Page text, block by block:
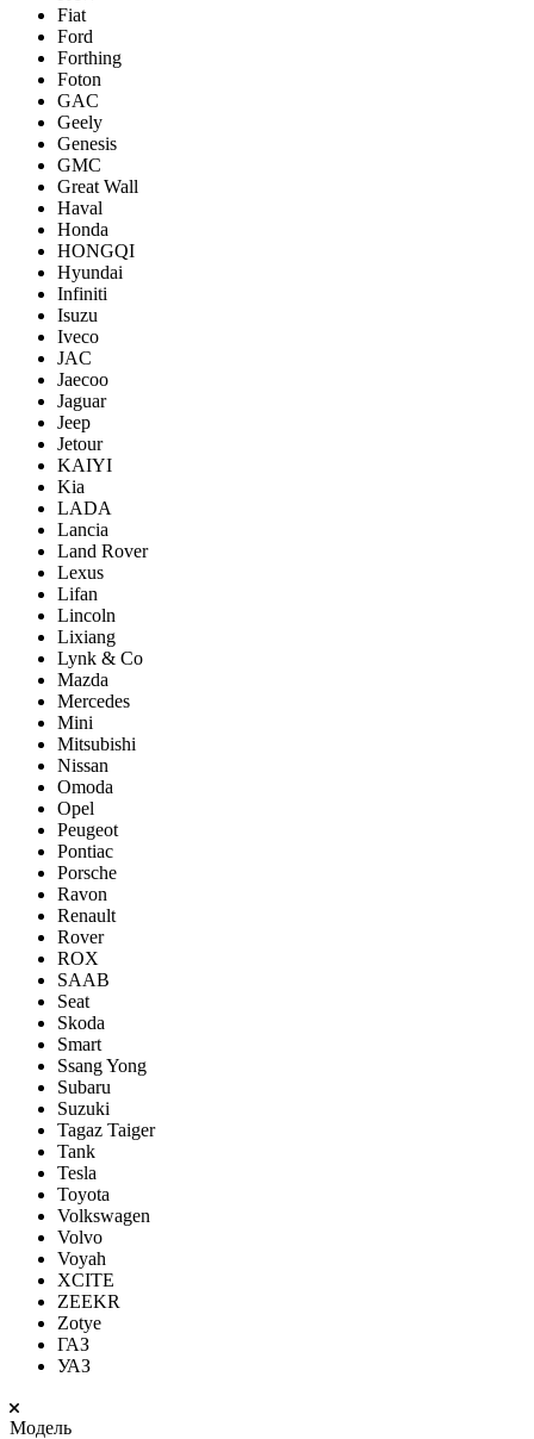
Fiat
Ford
Forthing
Foton
GAC
Geely
Genesis
GMC
Great Wall
Haval
Honda
HONGQI
Hyundai
Infiniti
Isuzu
Iveco
JAC
Jaecoo
Jaguar
Jeep
Jetour
KAIYI
Kia
LADA
Lancia
Land Rover
Lexus
Lifan
Lincoln
Lixiang
Lynk & Co
Mazda
Mercedes
Mini
Mitsubishi
Nissan
Omoda
Opel
Peugeot
Pontiac
Porsсhe
Ravon
Renault
Rover
ROX
SAAB
Seat
Skoda
Smart
Ssang Yong
Subaru
Suzuki
Tagaz Taiger
Tank
Tesla
Toyota
Volkswagen
Volvo
Voyah
XCITE
ZEEKR
Zotye
ГАЗ
УАЗ
Модель